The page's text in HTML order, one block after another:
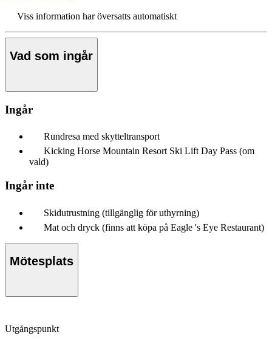
Viss information har översatts automatiskt
Vad som ingår
Ingår
Rundresa med skytteltransport
Kicking Horse Mountain Resort Ski Lift Day Pass (om
vald)
Ingår inte
Skidutrustning (tillgänglig för uthyrning)
Mat och dryck (finns att köpa på Eagle 's Eye Restaurant)
Mötesplats
Utgångspunkt